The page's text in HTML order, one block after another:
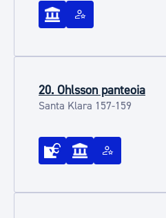
20. Ohlsson panteoia
Santa Klara 157-159